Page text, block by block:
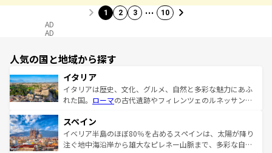
1 2 3 … 10
AD
AD
人気の国と地域から探す
イタリア
イタリアは歴史、文化、グルメ、自然と多彩な魅力にあふ
れた国。 ローマの古代遺跡やフィレンツェのルネッサンス
ろん、トスカーナの美しい田園風景やアマルフィ海岸の絶
景など、自然景観も見逃せない。観光の合間には、本場の
ピザやパスタなど、絶品のイタリア料理を堪能することも
スペイン
イベリア半島のほぼ80％を占めるスペインは、太陽が降り
注ぐ地中海沿岸から雄大なピレネー山脈まで、多彩な自然